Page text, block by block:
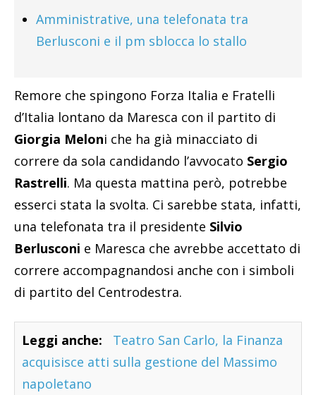
Amministrative, una telefonata tra
Berlusconi e il pm sblocca lo stallo
Remore che spingono Forza Italia e Fratelli
d’Italia lontano da Maresca con il partito di
Giorgia Meloni che ha già minacciato di
correre da sola candidando l’avvocato Sergio
Rastrelli. Ma questa mattina però, potrebbe
esserci stata la svolta. Ci sarebbe stata, infatti,
una telefonata tra il presidente Silvio
Berlusconi e Maresca che avrebbe accettato di
correre accompagnandosi anche con i simboli
di partito del Centrodestra.
Leggi anche:
Teatro San Carlo, la Finanza
acquisisce atti sulla gestione del Massimo
napoletano